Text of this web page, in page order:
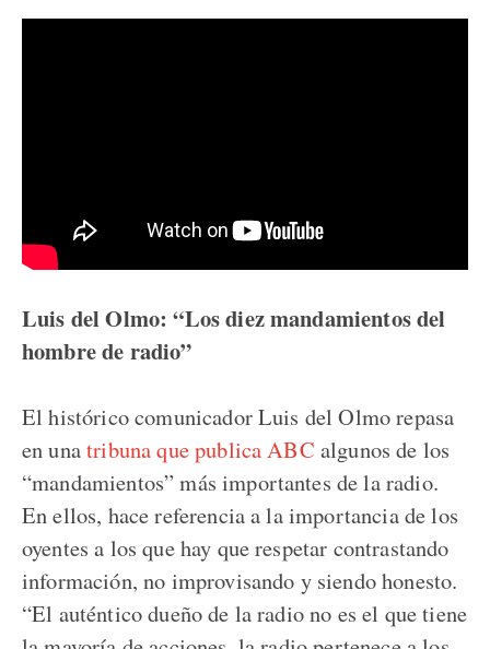
Luis del Olmo: “Los diez mandamientos del
hombre de radio”
El histórico comunicador Luis del Olmo repasa
en unatribuna que publica ABC algunos de los
“mandamientos” más importantes de la radio.
En ellos, hace referencia a la importancia de los
oyentes a los que hay que respetar contrastando
información, no improvisando y siendo honesto.
“El auténtico dueño de la radio no es el que tiene